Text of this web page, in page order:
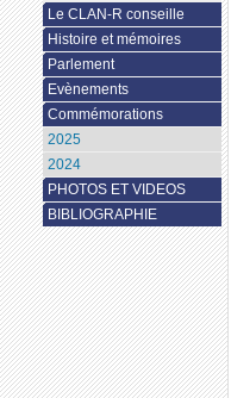
Le CLAN-R conseille
Histoire et mémoires
Parlement
Evènements
Commémorations
2025
2024
PHOTOS ET VIDEOS
BIBLIOGRAPHIE